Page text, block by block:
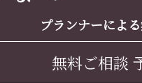
プランナーによ
無料ご相談